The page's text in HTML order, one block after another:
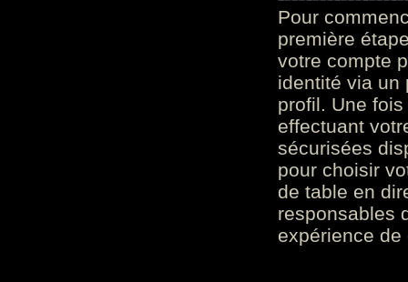
Pour
première
votre compte
identité via un
profil. Une
effectuant
sécurisées
pour choisir
de table en
responsables
expérience